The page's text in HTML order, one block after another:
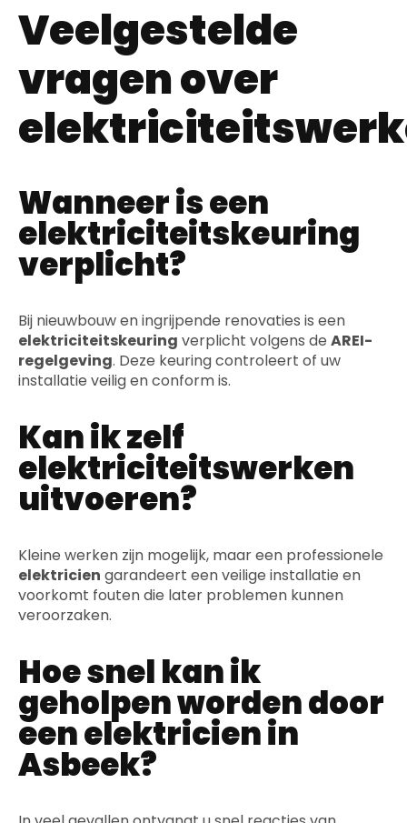
Veelgestelde
vragen over
Wanneer is een
elektriciteitskeuring
verplicht?
Bij nieuwbouw en ingrijpende renovaties is een
elektriciteitskeuring verplicht volgens de AREI-
regelgeving. Deze keuring controleert of uw
installatie veilig en conform is.
Kan ik zelf
elektriciteitswerken
uitvoeren?
Kleine werken zijn mogelijk, maar een professionele
elektricien garandeert een veilige installatie en
voorkomt fouten die later problemen kunnen
veroorzaken.
Hoe snel kan ik
geholpen worden door
een elektricien in
Asbeek?